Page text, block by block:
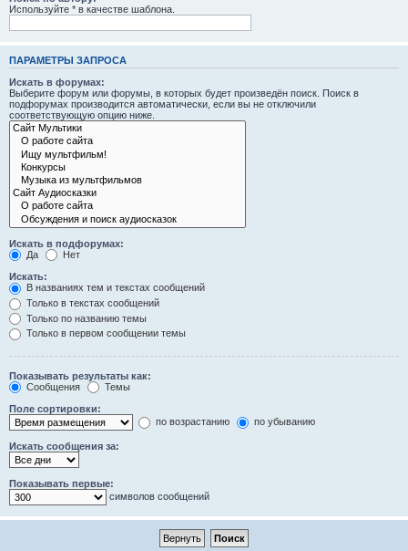
Используйте * в качестве шаблона.
ПАРАМЕТРЫ ЗАПРОСА
Искать в форумах:
Выберите форум или форумы, в которых будет произведён поиск. Поиск в
подфорумах производится автоматически, если вы не отключили
соответствующую опцию ниже.
Искать в подфорумах:
Да
Нет
Искать:
В названиях тем и текстах сообщений
Только в текстах сообщений
Только по названию темы
Только в первом сообщении темы
Показывать результаты как:
Сообщения
Темы
Поле сортировки:
по возрастанию
по убыванию
Искать сообщения за:
Показывать первые:
символов сообщений